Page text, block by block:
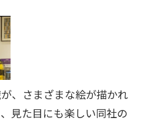
、さまざまな絵が描かれ
見た目にも楽しい同社の